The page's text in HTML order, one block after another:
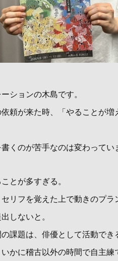
ションの木島です。
依頼が来た時、「やることが
くのが苦手なのは変わってい
とが多すぎる。
セリフを覚えた上で動きのプ
しないと。
課題は、俳優として活動で
かに稽古以外の時間で自主練